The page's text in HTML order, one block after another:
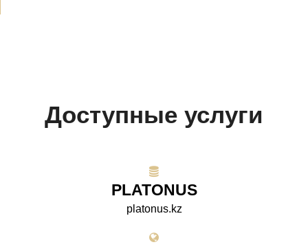
Доступные услуги
PLATONUS
platonus.kz